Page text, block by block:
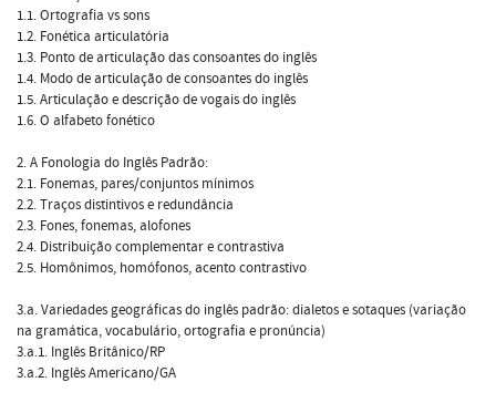
1.1. Ortografia vs sons
1.2. Fonética articulatória
1.3. Ponto de articulação das consoantes do inglês
1.4. Modo de articulação de consoantes do inglês
1.5. Articulação e descrição de vogais do inglês
1.6. O alfabeto fonético
2. A Fonologia do Inglês Padrão:
2.1. Fonemas, pares/conjuntos mínimos
2.2. Traços distintivos e redundância
2.3. Fones, fonemas, alofones
2.4. Distribuição complementar e contrastiva
2.5. Homônimos, homófonos, acento contrastivo
3.a. Variedades geográficas do inglês padrão: dialetos e sotaques (variação
na gramática, vocabulário, ortografia e pronúncia)
3.a.1. Inglês Britânico/RP
3.a.2. Inglês Americano/GA